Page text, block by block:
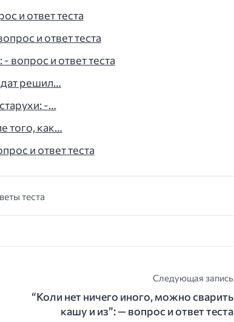
и ответ теста
и ответ теста
вопрос и ответ теста
решил…
-…
того, как…
и ответ теста
теста
Следующая запись
“Коли нет ничего иного, можно сварить
кашу и из”: — вопрос и ответ теста